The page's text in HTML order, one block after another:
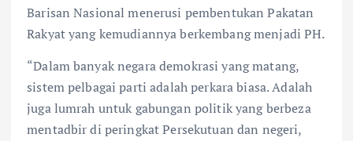
Barisan Nasional menerusi pembentukan Pakatan
Rakyat yang kemudiannya berkembang menjadi PH.
“Dalam banyak negara demokrasi yang matang,
sistem pelbagai parti adalah perkara biasa. Adalah
juga lumrah untuk gabungan politik yang berbeza
mentadbir di peringkat Persekutuan dan negeri,